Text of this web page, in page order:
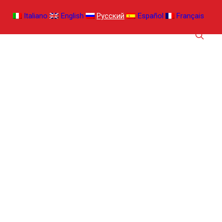
Italiano English Русский Español Français